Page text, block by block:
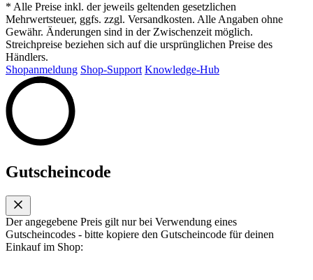
* Alle Preise inkl. der jeweils geltenden gesetzlichen
Mehrwertsteuer, ggfs. zzgl. Versandkosten. Alle Angaben ohne
Gewähr. Änderungen sind in der Zwischenzeit möglich.
Streichpreise beziehen sich auf die ursprünglichen Preise des
Händlers.
Shopanmeldung Shop-Support Knowledge-Hub
Gutscheincode
Der angegebene Preis gilt nur bei Verwendung eines
Gutscheincodes - bitte kopiere den Gutscheincode für deinen
Einkauf im Shop: